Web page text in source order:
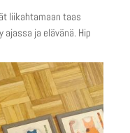
liikahtamaan taas
ajassa ja elävänä. Hip